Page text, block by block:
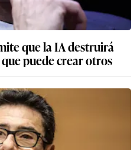
que la IA destruirá
puede crear otros